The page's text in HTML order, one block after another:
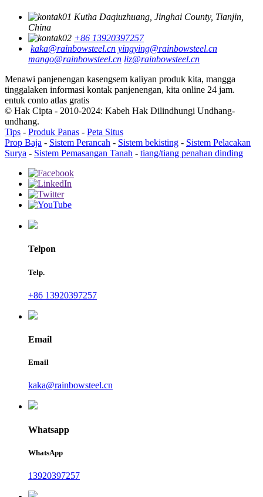
Kutha Daqiuzhuang, Jinghai County, Tianjin,
China
+86 13920397257
kaka@rainbowsteel.cn yingying@rainbowsteel.cn
mango@rainbowsteel.cn liz@rainbowsteel.cn
Menawi panjenengan kasengsem kaliyan produk kita, mangga
tinggalaken informasi kontak panjenengan, kita online 24 jam.
entuk conto atlas gratis
© Hak Cipta - 2010-2024: Kabeh Hak Dilindhungi Undhang-
undhang.
Tips - Produk Panas - Peta Situs
Prop Baja - Sistem Perancah - Sistem bekisting - Sistem Pelacakan
Surya - Sistem Pemasangan Tanah - tiang/tiang penahan dinding
Telpon
Telp.
+86 13920397257
Email
Email
kaka@rainbowsteel.cn
Whatsapp
WhatsApp
13920397257